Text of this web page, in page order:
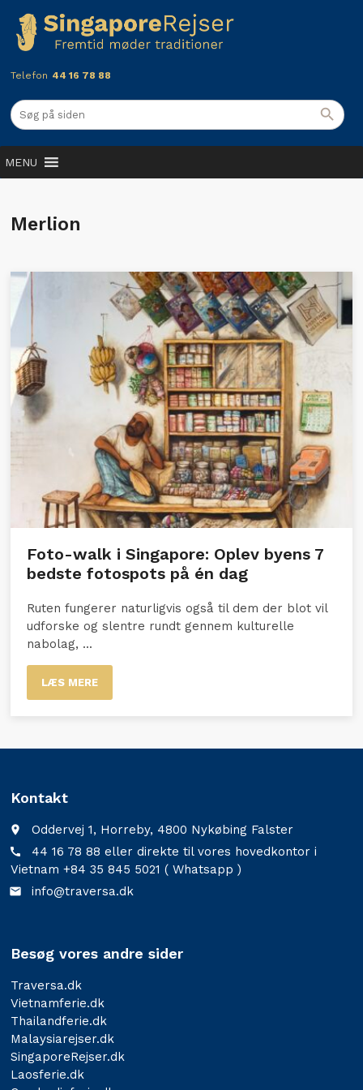
Telefon 44 16 78 88
MENU
Merlion
Foto-walk i Singapore: Oplev byens 7
bedste fotospots på én dag
Ruten fungerer naturligvis også til dem der blot vil
udforske og slentre rundt gennem kulturelle
nabolag, ...
LÆS MERE
Kontakt
place Oddervej 1, Horreby, 4800 Nykøbing Falster
call
44 16 78 88 eller direkte til vores hovedkontor i
Vietnam +84 35 845 5021 ( Whatsapp )
email info@traversa.dk
Besøg vores andre sider
Traversa.dk
Vietnamferie.dk
Thailandferie.dk
Malaysiarejser.dk
SingaporeRejser.dk
Laosferie.dk